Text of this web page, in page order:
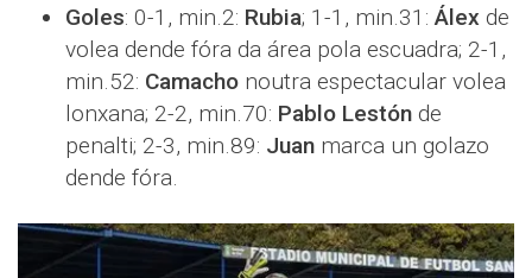
Goles: 0-1, min.2: Rubia; 1-1, min.31:Álex de
volea dende fóra da área pola escuadra; 2-1,
min.52: Camacho noutra espectacular volea
lonxana; 2-2, min.70: Pablo Lestón de
penalti; 2-3, min.89: Juan marca un golazo
dende fóra.